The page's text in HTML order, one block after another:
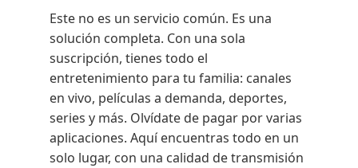
Este no es un servicio común. Es una
solución completa. Con una sola
suscripción, tienes todo el
entretenimiento para tu familia: canales
en vivo, películas a demanda, deportes,
series y más. Olvídate de pagar por varias
aplicaciones. Aquí encuentras todo en un
solo lugar, con una calidad de transmisión